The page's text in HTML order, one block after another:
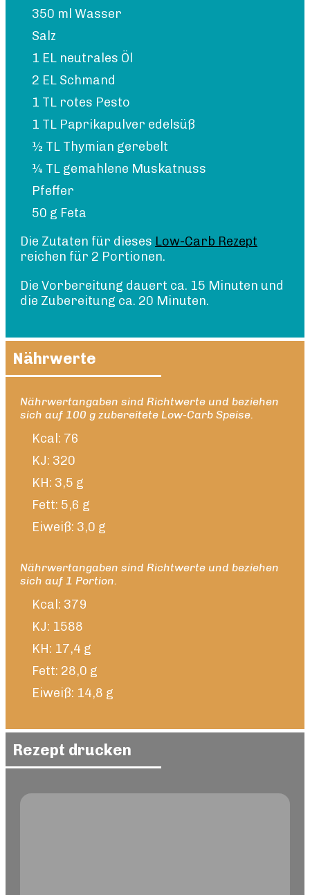
350 ml Wasser
Salz
1 EL neutrales Öl
2 EL Schmand
1 TL rotes Pesto
1 TL Paprikapulver edelsüß
½ TL Thymian gerebelt
¼ TL gemahlene Muskatnuss
Pfeffer
50 g Feta
Die Zutaten für dieses Low-Carb Rezept
reichen für 2 Portionen.
Die Vorbereitung dauert ca. 15 Minuten und
die Zubereitung ca. 20 Minuten.
Nährwerte
Nährwertangaben sind Richtwerte und beziehen
sich auf 100 g zubereitete Low-Carb Speise.
Kcal: 76
KJ: 320
KH: 3,5 g
Fett: 5,6 g
Eiweiß: 3,0 g
Nährwertangaben sind Richtwerte und beziehen
sich auf 1 Portion.
Kcal: 379
KJ: 1588
KH: 17,4 g
Fett: 28,0 g
Eiweiß: 14,8 g
Rezept drucken